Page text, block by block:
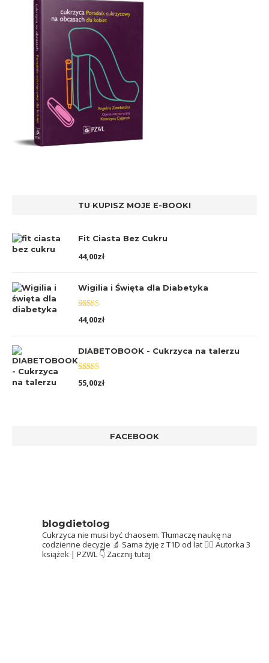
TU KUPISZ MOJE E-BOOKI
Fit Ciasta Bez Cukru
44,00zł
Wigilia i Święta dla Diabetyka
Oceniono
5.00na 5
44,00zł
DIABETOBOOK - Cukrzyca na talerzu
Oceniono
5.00na 5
55,00zł
FACEBOOK
blogdietolog
Cukrzyca nie musi być chaosem. Tłumaczę naukę na
codzienne decyzje 🔬 Sama żyję z T1D od lat 👩‍⚕️ Autorka 3
książek | PZWL 👇 Zacznij tutaj